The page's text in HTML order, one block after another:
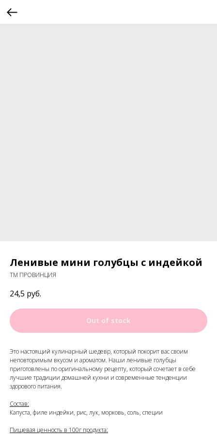
Ленивые мини голубцы с индейкой
ТМ ПРОВИНЦИЯ
24,5 руб.
Out of stock
Это настоящий кулинарный шедевр, который покорит вас своим
неповторимым вкусом и ароматом. Наши ленивые голубцы
приготовлены по оригинальному рецепту, который сочетает в себе
лучшие традиции домашней кухни и современные тенденции
здорового питания.
Состав:
Капуста, филе индейки, рис, лук, морковь, соль, специи
Пищевая ценность в 100г продукта: